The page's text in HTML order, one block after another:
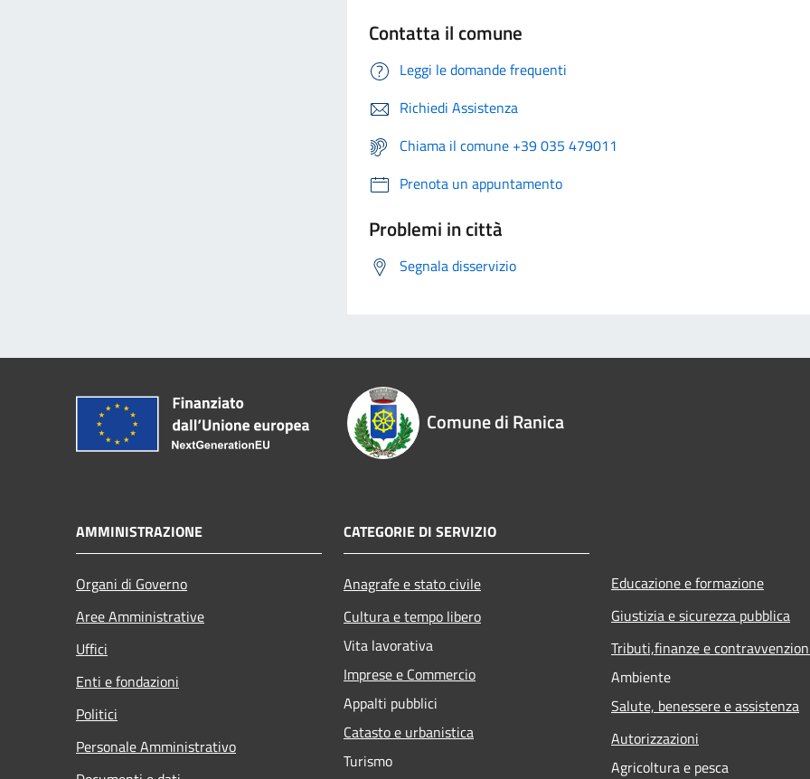
Contatta il comune
Leggi le domande frequenti
Richiedi Assistenza
Chiama il comune +39 035 479011
Prenota un appuntamento
Problemi in città
Segnala disservizio
Comune di Ranica
AMMINISTRAZIONE
Organi di Governo
Aree Amministrative
Uffici
Enti e fondazioni
Politici
Personale Amministrativo
CATEGORIE DI SERVIZIO
Anagrafe e stato civile
Cultura e tempo libero
Vita lavorativa
Imprese e Commercio
Appalti pubblici
Catasto e urbanistica
Turismo
Educazione e formazione
Giustizia e sicurezza pubblica
Tributi,finanze e
Ambiente
Salute, benessere e assistenza
Autorizzazioni
Agricoltura e pesca